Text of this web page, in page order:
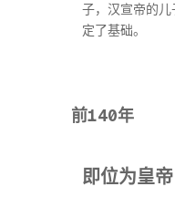
子，汉宣帝的
定了基础。
前140年
即位为皇帝